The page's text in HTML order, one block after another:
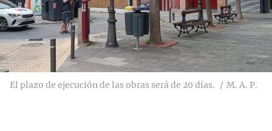
El plazo de ejecución de las obras será de 20 días. M. A. P.